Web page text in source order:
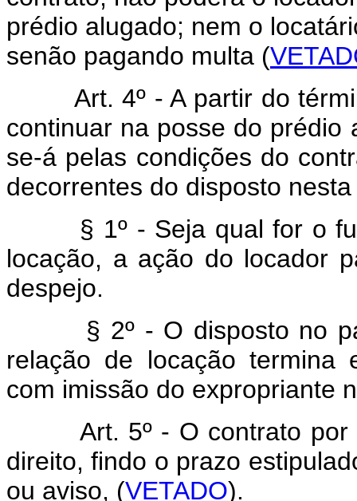
prédio alugado; nem o
senão pagando multa (
Art. 4º - A partir do
continuar na posse do prédio
se-á pelas condições do
decorrentes do disposto
§ 1º - Seja qual for o
locação, a ação do locador
despejo.
§ 2º - O disposto no
relação de locação termina
com imissão do expropriante
Art. 5º - O contrato por
direito, findo o prazo
ou aviso, (VETADO).